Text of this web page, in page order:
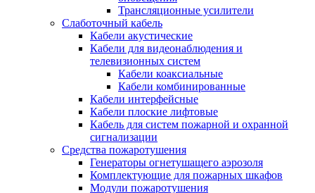
Трансляционные усилители
Слаботочный кабель
Кабели акустические
Кабели для видеонаблюдения и
телевизионных систем
Кабели коаксиальные
Кабели комбинированные
Кабели интерфейсные
Кабели плоские лифтовые
Кабель для систем пожарной и охранной
сигнализации
Средства пожаротушения
Генераторы огнетушащего аэрозоля
Комплектующие для пожарных шкафов
Модули пожаротушения